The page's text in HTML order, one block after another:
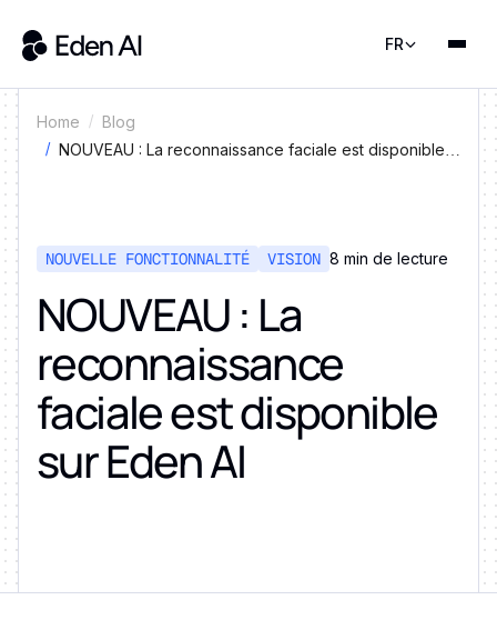
FR
Home
Blog
NOUVEAU : La reconnaissance faciale est disponible
NOUVELLE FONCTIONNALITÉ VISION 8 min de lecture
NOUVEAU : La
reconnaissance
faciale est disponible
sur Eden AI